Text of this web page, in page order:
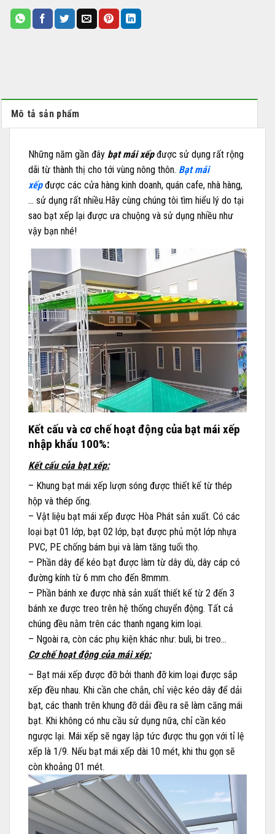
Mô tả sản phẩm
Những năm gần đây bạt mái xếpđược sử dụng rất rộng
dãi từ thành thị cho tới vùng nông thôn. Bạt mái
xếpđược các cửa hàng kinh doanh, quán cafe, nhà hàng,
… sử dụng rất nhiều.Hãy cùng chúng tôi tìm hiểu lý do tại
sao bạt xếp lại được ưa chuộng và sử dụng nhiều như
vậy bạn nhé!
Kết cấu và cơ chế hoạt động của bạt mái xếp
nhập khẩu 100%:
Kết cấu của bạt xếp:
– Khung bạt mái xếp lượn sóng được thiết kế từ thép
hộp và thép ống.
– Vật liệu bạt mái xếp được Hòa Phát sản xuất. Có các
loại bạt 01 lớp, bạt 02 lớp, bạt được phủ một lớp nhựa
PVC, PE chống bám bụi và làm tăng tuổi thọ.
– Phần dây để kéo bạt được làm từ dây dù, dây cáp có
đường kính từ 6 mm cho đến 8mmm.
– Phần bánh xe được nhà sản xuất thiết kế từ 2 đến 3
bánh xe được treo trên hệ thống chuyển động. Tất cả
chúng đều nằm trên các thanh ngang kim loại.
– Ngoài ra, còn các phụ kiện khác như: buli, bi treo…
Cơ chế hoạt động của mái xếp:
– Bạt mái xếp được đỡ bởi thanh đỡ kim loại được sắp
xếp đều nhau. Khi cần che chắn, chỉ việc kéo dây để dải
bạt, các thanh trên khung đỡ dải đều ra sẽ làm căng mái
bạt. Khi không có nhu cầu sử dụng nữa, chỉ cần kéo
ngược lại. Mái xếp sẽ ngay lập tức được thu gọn với tỉ lệ
xếp là 1/9. Nếu bạt mái xếp dài 10 mét, khi thu gọn sẽ
còn khoảng 01 mét.